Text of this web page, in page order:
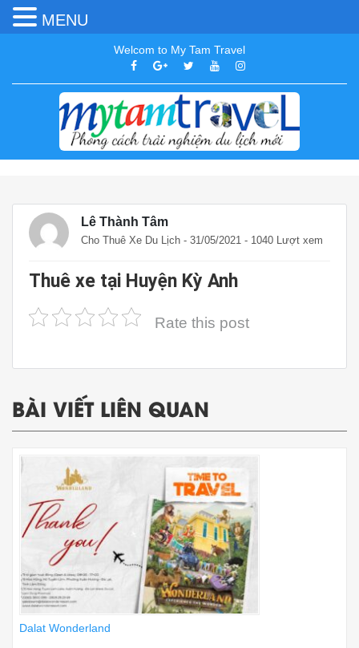
Welcom to My Tam Travel
Lê Thành Tâm
Cho Thuê Xe Du Lịch - 31/05/2021 - 1040 Lượt xem
Thuê xe tại Huyện Kỳ Anh
Rate this post
BÀI VIẾT LIÊN QUAN
Dalat Wonderland
MENU